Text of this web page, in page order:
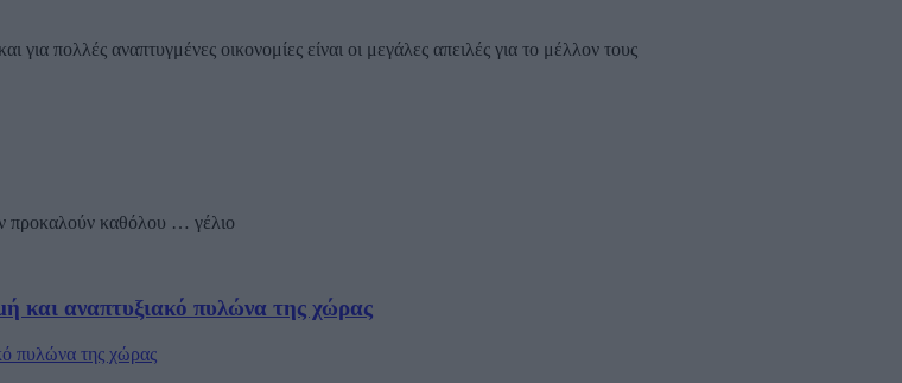
πολλές αναπτυγμένες οικονομίες είναι οι μεγάλες απειλές για το μέλλον τους
προκαλούν καθόλου … γέλιο
και αναπτυξιακό πυλώνα της χώρας